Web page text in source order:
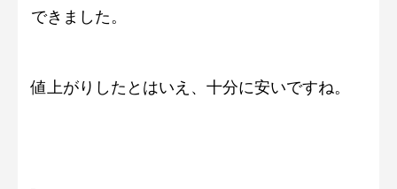
できました。
値上がりしたとはいえ、十分に安いですね。